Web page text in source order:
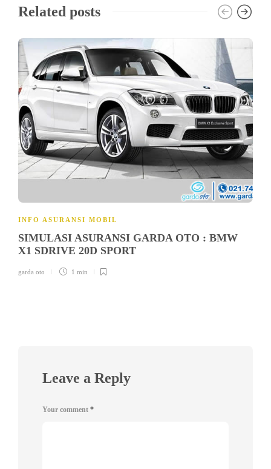
Related posts
INFO ASURANSI MOBIL
SIMULASI ASURANSI GARDA OTO : BMW
X1 SDRIVE 20D SPORT
garda oto 1 min
Leave a Reply
Your comment *